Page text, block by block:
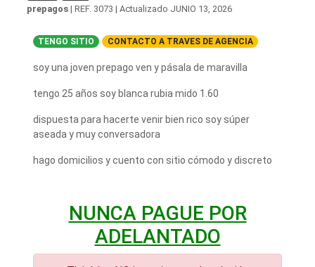
prepagos | REF. 3073 | Actualizado JUNIO 13, 2026
TENGO SITIO CONTACTO A TRAVES DE AGENCIA
soy una joven prepago ven y pásala de maravilla
tengo 25 años soy blanca rubia mido 1.60
dispuesta para hacerte venir bien rico soy súper
aseada y muy conversadora
hago domicilios y cuento con sitio cómodo y discreto
NUNCA PAGUE POR
ADELANTADO